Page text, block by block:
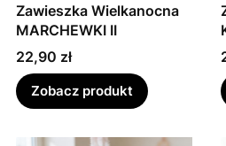
Zawieszka Wielkanocna
MARCHEWKI II
Cena
22,90 zł
Zobacz produkt